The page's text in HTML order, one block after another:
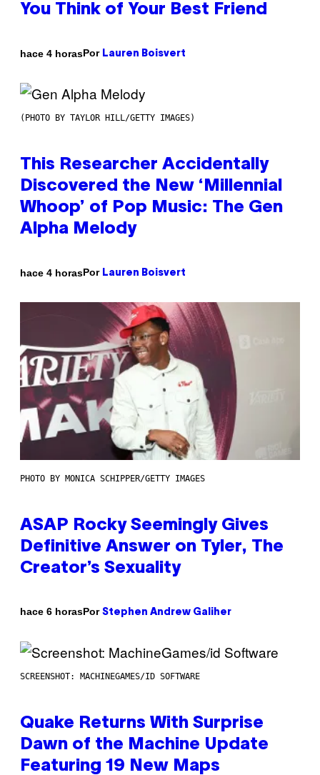
You Think of Your Best Friend
hace 4 horasPor Lauren Boisvert
(PHOTO BY TAYLOR HILL/GETTY IMAGES)
This Researcher Accidentally
Discovered the New ‘Millennial
Whoop’ of Pop Music: The Gen
Alpha Melody
hace 4 horasPor Lauren Boisvert
PHOTO BY MONICA SCHIPPER/GETTY IMAGES
ASAP Rocky Seemingly Gives
Definitive Answer on Tyler, The
Creator’s Sexuality
hace 6 horasPor Stephen Andrew Galiher
SCREENSHOT: MACHINEGAMES/ID SOFTWARE
Quake Returns With Surprise
Dawn of the Machine Update
Featuring 19 New Maps